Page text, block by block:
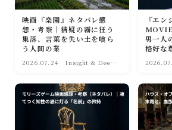
映画『楽園』ネタバレ感
想・考察｜猜疑の霧に狂う
集落、言葉を失い土を喰ら
う人間の業
2026.07.24
Insight & Deep
『エ
男一人
格好な